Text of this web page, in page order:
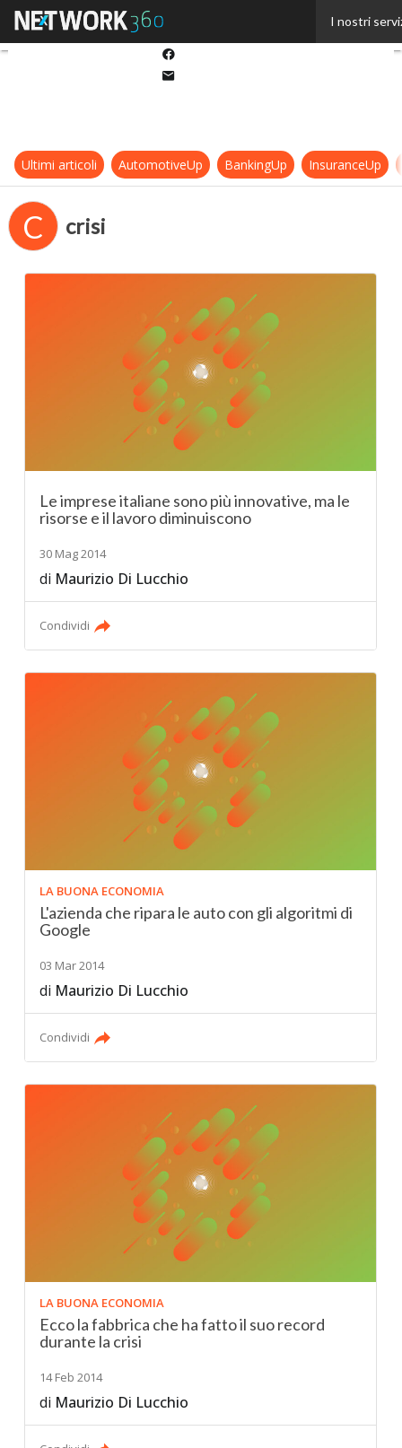
I nostri
Ultimi articoli AutomotiveUp BankingUp InsuranceUp
C crisi
Le imprese italiane sono più innovative, ma le
risorse e il lavoro diminuiscono
30 Mag 2014
di Maurizio Di Lucchio
Condividi
LA BUONA ECONOMIA
L'azienda che ripara le auto con gli algoritmi di
Google
03 Mar 2014
di Maurizio Di Lucchio
Condividi
LA BUONA ECONOMIA
Ecco la fabbrica che ha fatto il suo record
durante la crisi
14 Feb 2014
di Maurizio Di Lucchio